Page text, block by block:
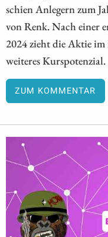
schien Anlegern zum
von Renk. Nach einer
2024 zieht die Aktie im
weiteres Kurspotenzial.
ZUM KOMMENTAR